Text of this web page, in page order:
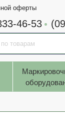
оферты
46-53